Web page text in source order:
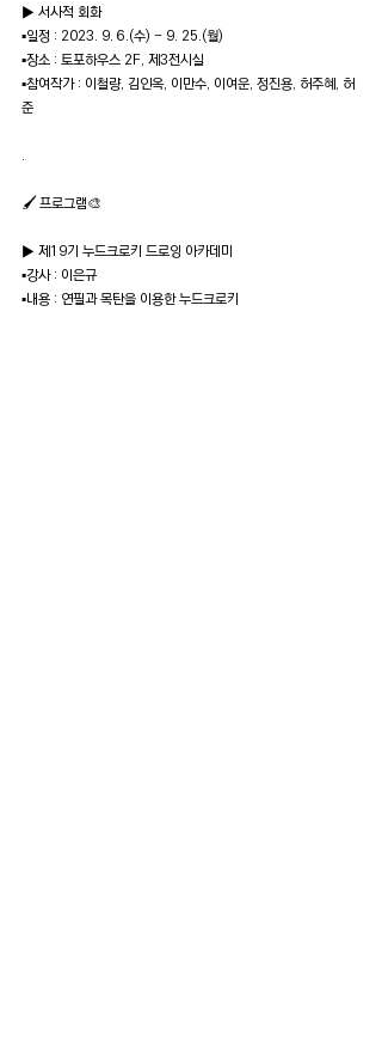
▶️ 서사적 회화
▪️일정 : 2023. 9. 6.(수) - 9. 25.(월)
▪️장소 : 토포하우스 2F, 제3전시실
▪️참여작가 : 이철량, 김인옥, 이만수, 이여운, 정진용, 허주혜, 허
준
.
🖌 프로그램🎨
▶️ 제19기 누드크로키 드로잉 아카데미
▪️강사 : 이은규
▪️내용 : 연필과 목탄을 이용한 누드크로키